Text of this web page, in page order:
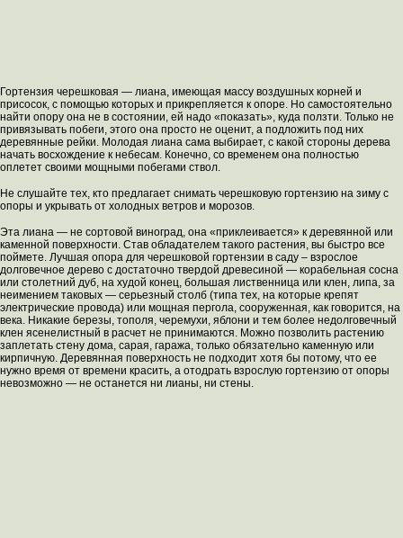
Гортензия черешковая — лиана, имеющая массу воздушных корней и
присосок, с помощью которых и прикрепляется к опоре. Но самостоятельно
найти опору она не в состоянии, ей надо «показать», куда ползти. Только не
привязывать побеги, этого она просто не оценит, а подложить под них
деревянные рейки. Молодая лиана сама выбирает, с какой стороны дерева
начать восхождение к небесам. Конечно, со временем она полностью
оплетет своими мощными побегами ствол.
Не слушайте тех, кто предлагает снимать черешковую гортензию на зиму с
опоры и укрывать от холодных ветров и морозов.
Эта лиана — не сортовой виноград, она «приклеивается» к деревянной или
каменной поверхности. Став обладателем такого растения, вы быстро все
поймете. Лучшая опора для черешковой гортензии в саду – взрослое
долговечное дерево с достаточно твердой древесиной — корабельная сосна
или столетний дуб, на худой конец, большая лиственница или клен, липа, за
неимением таковых — серьезный столб (типа тех, на которые крепят
электрические провода) или мощная пергола, сооруженная, как говорится, на
века. Никакие березы, тополя, черемухи, яблони и тем более недолговечный
клен ясенелистный в расчет не принимаются. Можно позволить растению
заплетать стену дома, сарая, гаража, только обязательно каменную или
кирпичную. Деревянная поверхность не подходит хотя бы потому, что ее
нужно время от времени красить, а отодрать взрослую гортензию от опоры
невозможно — не останется ни лианы, ни стены.